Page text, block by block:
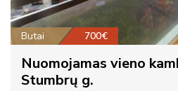
Butai 700€
Nuomojamas vieno
Stumbrų g.